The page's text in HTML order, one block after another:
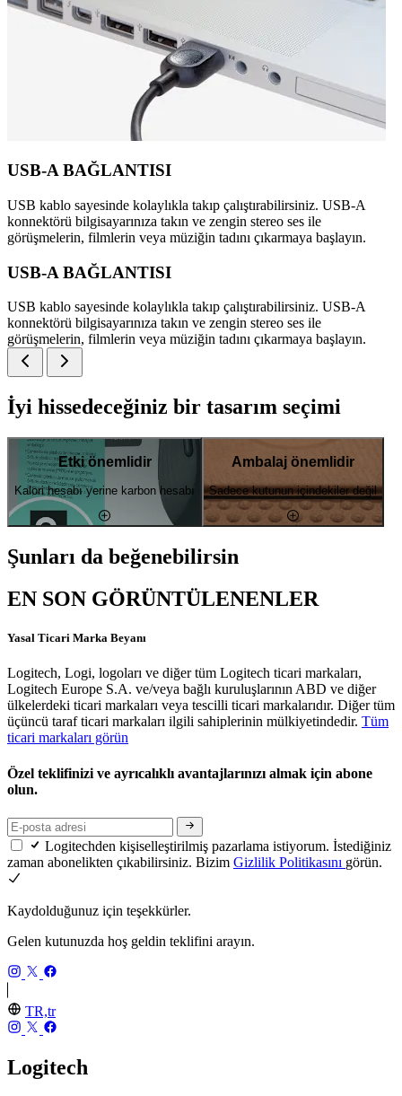
USB-A BAĞLANTISI
USB kablo sayesinde kolaylıkla takıp çalıştırabilirsiniz. USB-A
konnektörü bilgisayarınıza takın ve zengin stereo ses ile
görüşmelerin, filmlerin veya müziğin tadını çıkarmaya başlayın.
USB-A BAĞLANTISI
USB kablo sayesinde kolaylıkla takıp çalıştırabilirsiniz. USB-A
konnektörü bilgisayarınıza takın ve zengin stereo ses ile
görüşmelerin, filmlerin veya müziğin tadını çıkarmaya başlayın.
İyi hissedeceğiniz bir tasarım seçimi
Etki önemlidir
Kalori hesabı yerine karbon hesabı
Ambalaj önemlidir
Sadece kutunun içindekiler değil
Şunları da beğenebilirsin
EN SON GÖRÜNTÜLENENLER
Yasal Ticari Marka Beyanı
Logitech, Logi, logoları ve diğer tüm Logitech ticari markaları,
Logitech Europe S.A. ve/veya bağlı kuruluşlarının ABD ve diğer
ülkelerdeki ticari markaları veya tescilli ticari markalarıdır. Diğer tüm
üçüncü taraf ticari markaları ilgili sahiplerinin mülkiyetindedir. Tüm
ticari markaları görün
Özel teklifinizi ve ayrıcalıklı avantajlarınızı almak için abone
olun.
Logitechden kişiselleştirilmiş pazarlama istiyorum. İstediğiniz
zaman abonelikten çıkabilirsiniz. Bizim Gizlilik Politikasını görün.
Kaydolduğunuz için teşekkürler.
Gelen kutunuzda hoş geldin teklifini arayın.
TR,tr
Logitech